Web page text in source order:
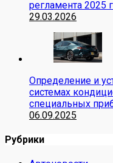
регламента 2025
29.03.2026
Определение и
системах
специальных
06.09.2025
Рубрики